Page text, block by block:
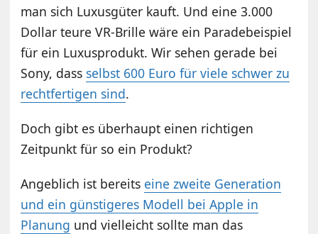
man sich Luxusgüter kauft. Und eine 3.000
Dollar teure VR-Brille wäre ein Paradebeispiel
für ein Luxusprodukt. Wir sehen gerade bei
Sony, dass selbst 600 Euro für viele schwer zu
rechtfertigen sind.
Doch gibt es überhaupt einen richtigen
Zeitpunkt für so ein Produkt?
Angeblich ist bereits eine zweite Generation
und ein günstigeres Modell bei Apple in
Planung und vielleicht sollte man das